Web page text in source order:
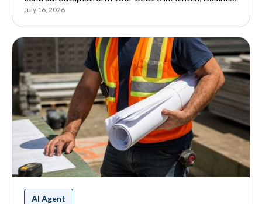
Intelligence en AI.
July 16, 2026
AI Agent